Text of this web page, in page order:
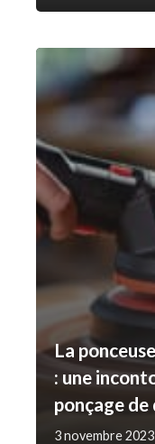
La
: une
ponçage
3 novembre 2023